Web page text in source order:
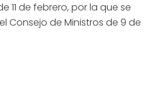
11 de febrero, por la que se
Consejo de Ministros de 9 de